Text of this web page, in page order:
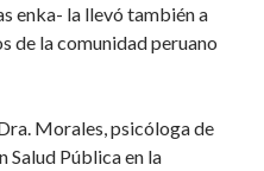
enka- la llevó también a
de la comunidad peruano
Morales, psicóloga de
Salud Pública en la